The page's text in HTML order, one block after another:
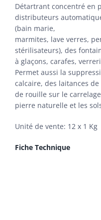
Détartrant concentré en
distributeurs
(bain marie,
marmites, lave verres,
stérilisateurs), des
à glaçons, carafes,
Permet aussi la
calcaire, des laitances
de rouille sur le
pierre naturelle et les
Unité de vente: 12 x 1 Kg
Fiche Technique